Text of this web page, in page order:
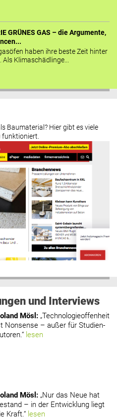
GRÜNES GAS – die Argumente,
haben ihre beste Zeit hinter
Als Klimaschädlinge...
Baumaterial? Hier gibt es viele
funktioniert.
und Interviews
Mösl : „Technologieoffenheit
Nonsense – außer für Studien-
lesen
Mösl : „Nur das Neue hat
– in der Entwicklung liegt
Kraft.“ lesen